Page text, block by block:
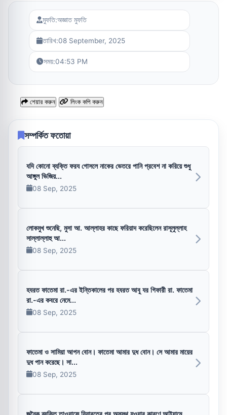
মুফতি:অজ্ঞাত মুফতি
তারিখ:08 September, 2025
সময়:04:53 PM
শেয়ার করুন লিংক কপি করুন
সম্পর্কিত ফতোয়া
যদি কোনো ব্যক্তি ফরয গোসলে নাকের ভেতরে পানি প্রবেশ না করিয়ে শুধু
আঙ্গুল ভিজিয়...
08 Sep, 2025
লোকমুখ শুনেছি, মুসা আ. আল্লাহর কাছে ফরিয়াদ করেছিলেন রাসূলুল্লাহ
সাল্লাল্লাহু আ...
08 Sep, 2025
হযরত ফাতেমা রা.-এর ইন্তিকালের পর হযরত আবু যর গিফারী রা. ফাতেমা
রা.-এর কবরে নেমে...
08 Sep, 2025
ফাতেমা ও সামিয়া আপন বোন। ফাতেমা আমার দুধ বোন। সে আমার মায়ের
দুধ পান করেছে। সা...
08 Sep, 2025